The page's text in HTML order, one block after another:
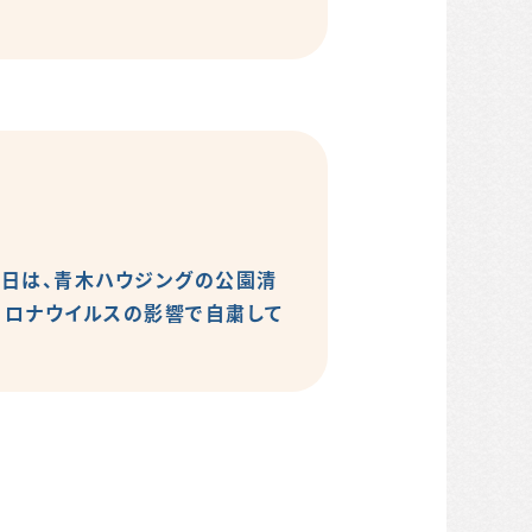
は、青木ハウジングの公園清
ナウイルスの影響で自粛して